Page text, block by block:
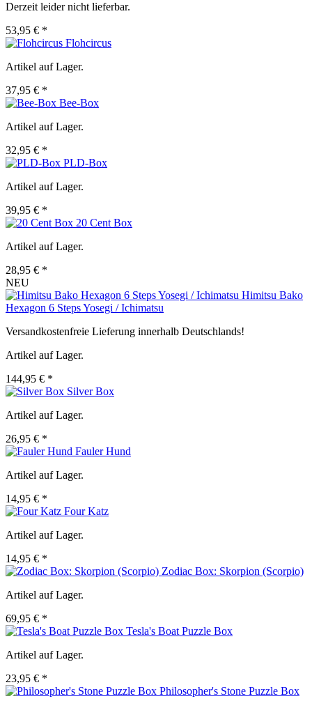
Derzeit leider nicht lieferbar.
53,95 € *
Flohcircus
Artikel auf Lager.
37,95 € *
Bee-Box
Artikel auf Lager.
32,95 € *
PLD-Box
Artikel auf Lager.
39,95 € *
20 Cent Box
Artikel auf Lager.
28,95 € *
NEU
Himitsu Bako
Hexagon 6 Steps Yosegi / Ichimatsu
Versandkostenfreie Lieferung innerhalb Deutschlands!
Artikel auf Lager.
144,95 € *
Silver Box
Artikel auf Lager.
26,95 € *
Fauler Hund
Artikel auf Lager.
14,95 € *
Four Katz
Artikel auf Lager.
14,95 € *
Zodiac Box: Skorpion (Scorpio)
Artikel auf Lager.
69,95 € *
Tesla's Boat Puzzle Box
Artikel auf Lager.
23,95 € *
Philosopher's Stone Puzzle Box